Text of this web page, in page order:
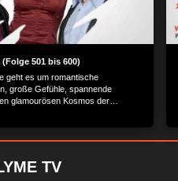
501 bis 600)
geht es um romantische
große Gefühle, spannende
glamourösen Kosmos der
TV